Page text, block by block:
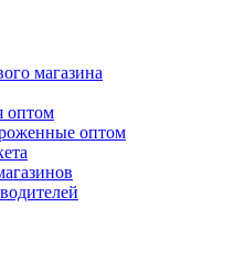
магазина
оптом
оптом